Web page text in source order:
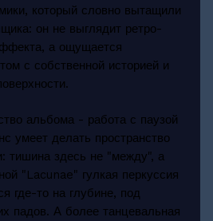
который словно вытащили
он не выглядит ретро-
а ощущается
с собственной историей и
альбома - работа с паузой
умеет делать пространство
тишина здесь не "между", а
"Lacunae" гулкая перкуссия
где-то на глубине, под
падов. А более танцевальная